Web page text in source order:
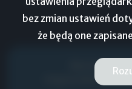
Blue Home
Program dla biur
bez zmian ustawień
że będą one